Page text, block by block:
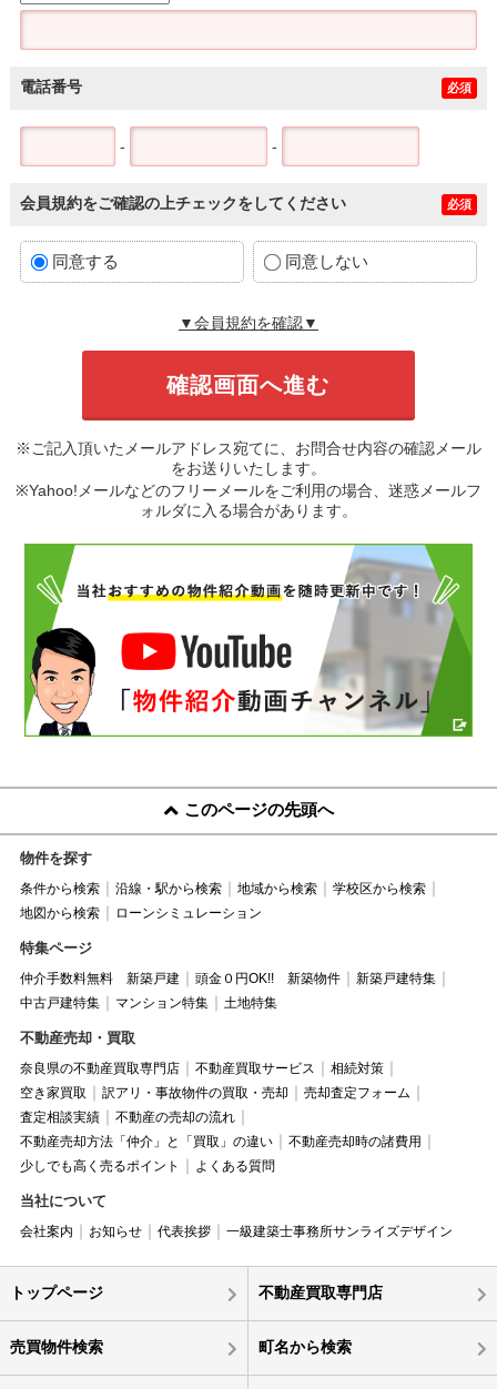
電話番号 必須
- -
会員規約をご確認の上チェックをしてください 必須
同意する 同意しない
▼会員規約を確認▼
※ご記入頂いたメールアドレス宛てに、お問合せ内容の確認メール
をお送りいたします。
※Yahoo!メールなどのフリーメールをご利用の場合、迷惑メールフ
ォルダに入る場合があります。
このページの先頭へ
物件を探す
条件から検索 沿線・駅から検索 地域から検索
学校区から検索
地図から検索
ローンシミュレーション
特集ページ
仲介手数料無料 新築戸建 頭金０円OK!! 新築物件
新築戸建特集
中古戸建特集
マンション特集 土地特集
不動産売却・買取
奈良県の不動産買取専門店 不動産買取サービス
相続対策
空き家買取
訳アリ・事故物件の買取・売却
売却査定フォーム
査定相談実績
不動産の売却の流れ
不動産売却方法「仲介」と「買取」の違い
不動産売却時の諸費用
少しでも高く売るポイント
よくある質問
当社について
会社案内 お知らせ 代表挨拶 一級建築士事務所サンライズデザイン
トップページ 不動産買取専門店
売買物件検索 町名から検索